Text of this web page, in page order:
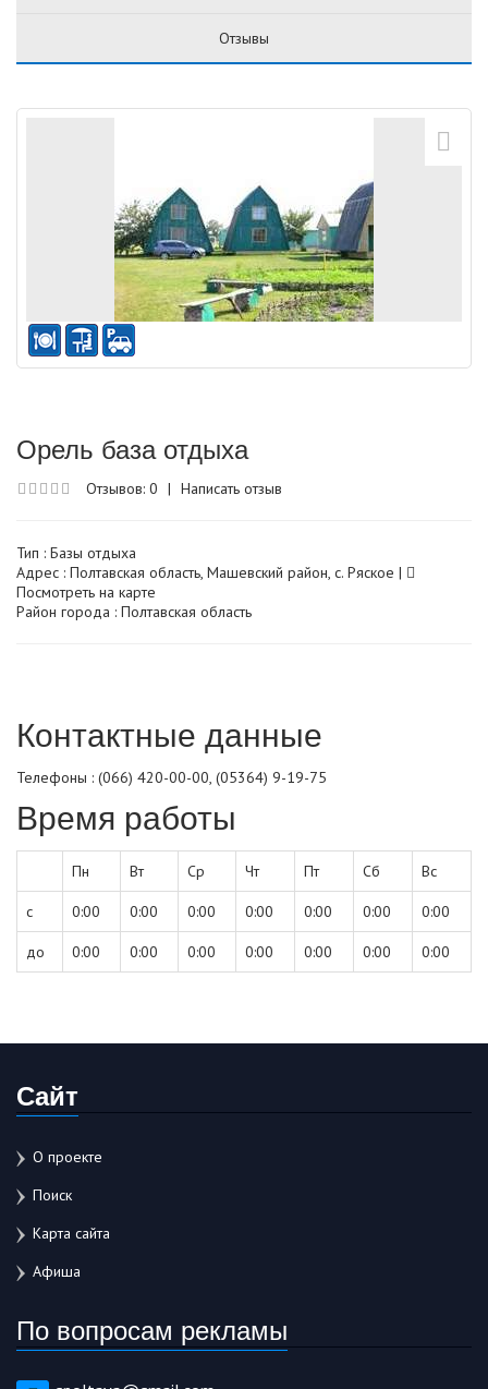
Отзывы
Орель база отдыха
Отзывов: 0 | Написать отзыв
Тип : Базы отдыха
Адрес : Полтавская область, Машевский район, с. Ряское |
Посмотреть на карте
Район города : Полтавская область
Контактные данные
Телефоны : (066) 420-00-00, (05364) 9-19-75
Время работы
Пн Вт Ср Чт Пт Сб Вс
с 0:00 0:00 0:00 0:00 0:00 0:00 0:00
до 0:00 0:00 0:00 0:00 0:00 0:00 0:00
Сайт
О проекте
Поиск
Карта сайта
Афиша
По вопросам рекламы